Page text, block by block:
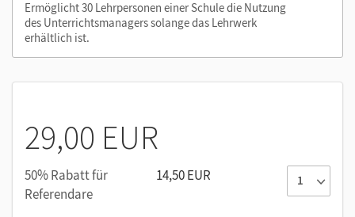
Ermöglicht 30 Lehrpersonen einer Schule die Nutzung
des Unterrichtsmanagers solange das Lehrwerk
erhältlich ist.
29,00 EUR
50% Rabatt für
Referendare
14,50 EUR